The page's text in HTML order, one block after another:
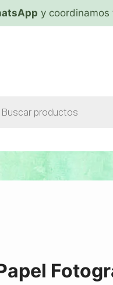
y